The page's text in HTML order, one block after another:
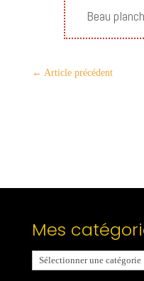
Beau
← Article précédent
Mes
Mes
catégories